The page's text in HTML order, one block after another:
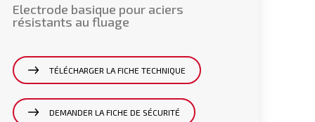
Electrode basique pour aciers
résistants au fluage
TÉLÉCHARGER LA FICHE TECHNIQUE
DEMANDER LA FICHE DE SÉCURITÉ